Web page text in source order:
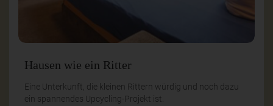
Hausen wie ein Ritter
Eine Unterkunft, die kleinen Rittern würdig und noch dazu
ein spannendes Upcycling-Projekt ist.